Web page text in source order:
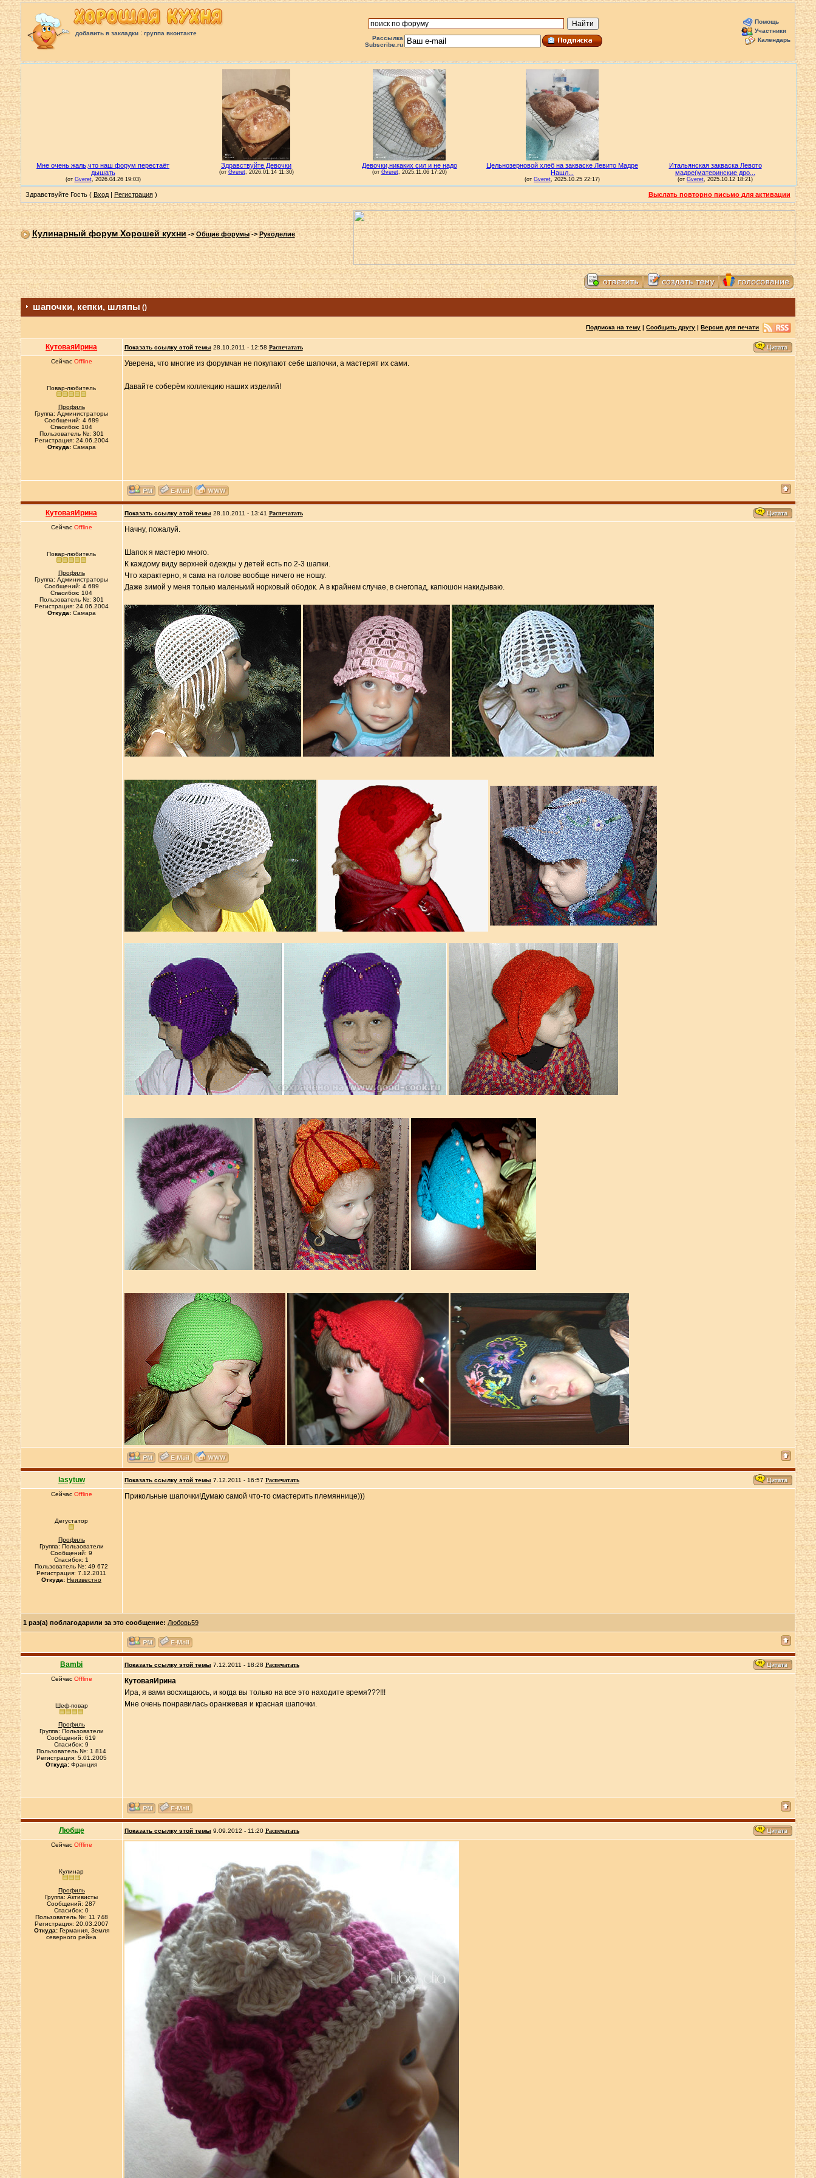
добавить в закладки: группа вконтакте
Рассылка
Subscribe.ru
Помощь
Участники
Календарь
Здравствуйте Гость ( Вход| Регистрация) Выслать повторно письмо для активации
Кулинарный форум Хорошей кухни->Общие форумы-> Рукоделие
шапочки, кепки, шляпы ()
Подписка на тему |Сообщить другу |Версия для печати
КутоваяИрина Показать ссылку этой темы 28.10.2011 - 12:58 Распечатать
Сейчас Offline
Повар-любитель
Профиль
Группа: Администраторы
Сообщений: 4 689
Спасибок: 104
Пользователь №: 301
Регистрация: 24.06.2004
Откуда:Самара
Уверена, что многие из форумчан не покупают себе шапочки, а мастерят их сами.
Давайте соберём коллекцию наших изделий!
КутоваяИрина Показать ссылку этой темы 28.10.2011 - 13:41 Распечатать
Сейчас Offline
Повар-любитель
Профиль
Группа: Администраторы
Сообщений: 4 689
Спасибок: 104
Пользователь №: 301
Регистрация: 24.06.2004
Откуда:Самара
Начну, пожалуй.
Шапок я мастерю много.
К каждому виду верхней одежды у детей есть по 2-3 шапки.
Что характерно, я сама на голове вообще ничего не ношу.
Даже зимой у меня только маленький норковый ободок. А в крайнем случае, в снегопад, капюшон накидываю.
lasytuw Показать ссылку этой темы 7.12.2011 - 16:57 Распечатать
Сейчас Offline
Дегустатор
Профиль
Группа: Пользователи
Сообщений: 9
Спасибок: 1
Пользователь №: 49 672
Регистрация: 7.12.2011
Откуда: Неизвестно
Прикольные шапочки!Думаю самой что-то смастерить племяннице)))
1 раз(а) поблагодарили за это сообщение: Любовь59
Bambi Показать ссылку этой темы 7.12.2011 - 18:28 Распечатать
Сейчас Offline
Шеф-повар
Профиль
Группа: Пользователи
Сообщений: 619
Спасибок: 9
Пользователь №: 1 814
Регистрация: 5.01.2005
Откуда: Франция
КутоваяИрина
Ира, я вами восхищаюсь, и когда вы только на все это находите время???!!!
Мне очень понравилась оранжевая и красная шапочки.
Любще Показать ссылку этой темы 9.09.2012 - 11:20 Распечатать
Сейчас Offline
Кулинар
Профиль
Группа: Активисты
Сообщений: 287
Спасибок: 0
Пользователь №: 11 748
Регистрация: 20.03.2007
Откуда:Германия, Земля
северного рейна